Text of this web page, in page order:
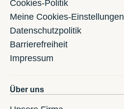
Cookies-Politik
Meine Cookies-Einstellungen
Datenschutzpolitik
Barrierefreiheit
Impressum
Über uns